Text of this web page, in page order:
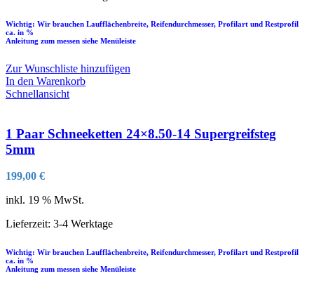
Wichtig: Wir brauchen Laufflächenbreite, Reifendurchmesser, Profilart und Restprofil
ca. in %
Anleitung zum messen siehe Menüleiste
Zur Wunschliste hinzufügen
In den Warenkorb
Schnellansicht
1 Paar Schneeketten 24×8.50-14 Supergreifsteg
5mm
199,00 €
inkl. 19 % MwSt.
Lieferzeit: 3-4 Werktage
Wichtig: Wir brauchen Laufflächenbreite, Reifendurchmesser, Profilart und Restprofil
ca. in %
Anleitung zum messen siehe Menüleiste